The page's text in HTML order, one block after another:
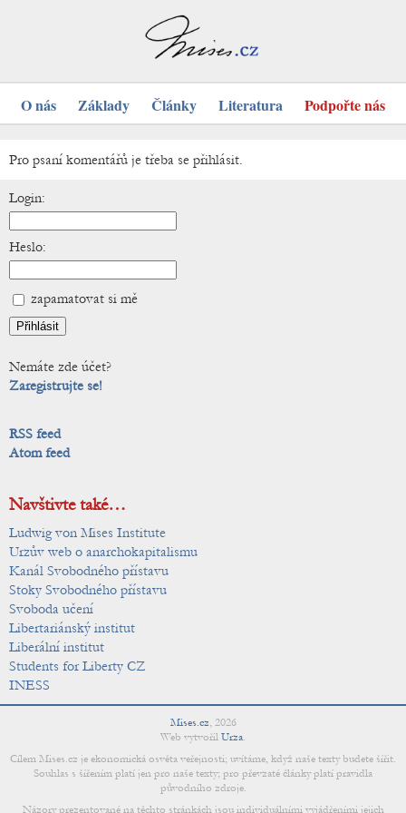
O nás Základy Články Literatura Podpořte nás
Pro psaní komentářů je třeba se přihlásit.
Login:
Heslo:
zapamatovat si mě
Nemáte zde účet?
Zaregistrujte se!
RSS feed
Atom feed
Navštivte také…
Ludwig von Mises Institute
Urzův web o anarchokapitalismu
Kanál Svobodného přístavu
Stoky Svobodného přístavu
Svoboda učení
Libertariánský institut
Liberální institut
Students for Liberty CZ
INESS
Mises.cz, 2026
Web vytvořil Urza.
Cílem Mises.cz je ekonomická osvěta veřejnosti; uvítáme, když naše texty budete šířit.
Souhlas s šířením platí jen pro naše texty; pro převzaté články platí pravidla
původního zdroje.
Názory prezentované na těchto stránkách jsou individuálními vyjádřeními jejich